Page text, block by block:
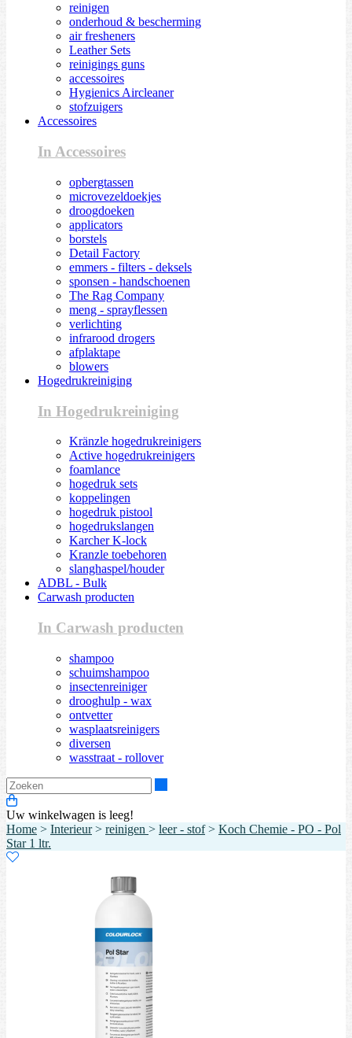
reinigen
onderhoud & bescherming
air fresheners
Leather Sets
reinigings guns
accessoires
Hygienics Aircleaner
stofzuigers
Accessoires
In Accessoires
opbergtassen
microvezeldoekjes
droogdoeken
applicators
borstels
Detail Factory
emmers - filters - deksels
sponsen - handschoenen
The Rag Company
meng - sprayflessen
verlichting
infrarood drogers
afplaktape
blowers
Hogedrukreiniging
In Hogedrukreiniging
Kränzle hogedrukreinigers
Active hogedrukreinigers
foamlance
hogedruk sets
koppelingen
hogedruk pistool
hogedrukslangen
Karcher K-lock
Kranzle toebehoren
slanghaspel/houder
ADBL - Bulk
Carwash producten
In Carwash producten
shampoo
schuimshampoo
insectenreiniger
drooghulp - wax
ontvetter
wasplaatsreinigers
diversen
wasstraat - rollover
Uw winkelwagen is leeg!
Home > Interieur> reinigen > leer - stof> Koch Chemie - PO - Pol
Star 1 ltr.